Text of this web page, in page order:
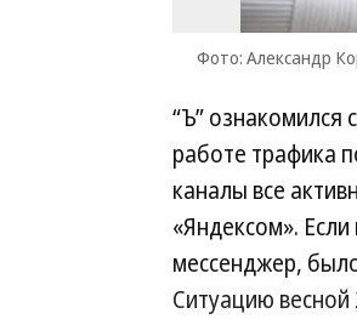
Фото: Александр
“Ъ”
работе трафика
каналы все
«Яндексом».
мессенджер,
Ситуацию весной